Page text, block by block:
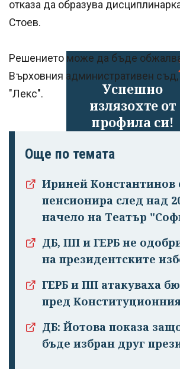
Успешно
излязохте от
профила си!
отказа да образува
Стоев.
Решението може да бъде
Върховния административен
"Лекс".
Още по темата
Ириней Константинов
пенсионира след над
начело на Театър
ДБ, ПП и ГЕРБ не
на президентските
ГЕРБ и ПП атакуваха
пред
ДБ: Йотова показа
бъде избран друг